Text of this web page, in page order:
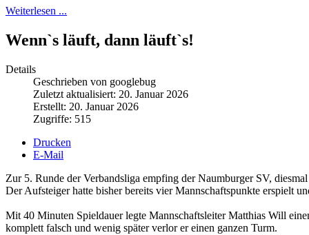
Weiterlesen ...
Wenn`s läuft, dann läuft`s!
Details
Geschrieben von googlebug
Zuletzt aktualisiert: 20. Januar 2026
Erstellt: 20. Januar 2026
Zugriffe: 515
Drucken
E-Mail
Zur 5. Runde der Verbandsliga empfing der Naumburger SV,
Der Aufsteiger hatte bisher bereits vier Mannschaftspunkte erspielt
Mit 40 Minuten Spieldauer legte Mannschaftsleiter Matthias Will
komplett falsch und wenig später verlor er einen ganzen Turm.